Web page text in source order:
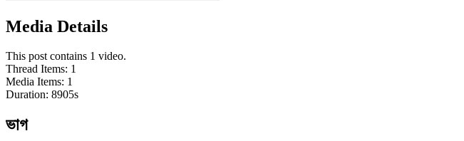
Media Details
This post contains 1 video.
Thread Items: 1
Media Items: 1
Duration: 8905s
ভাগ